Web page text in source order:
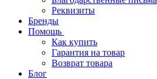
Реквизиты
Бренды
Помощь
Как купить
Гарантия на товар
Возврат товара
Блог